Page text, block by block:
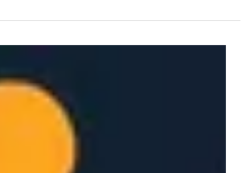
que atraviesa cualquier tormenta. Una de
todo vaya mal.”